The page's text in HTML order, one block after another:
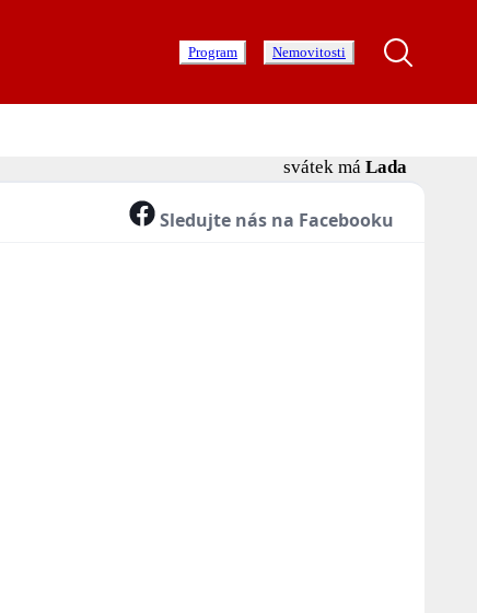
Program Nemovitosti
svátek má Lada
Sledujte nás na Facebooku